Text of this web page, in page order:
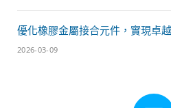
優化橡膠金屬接合元件，實現卓
2026-03-09